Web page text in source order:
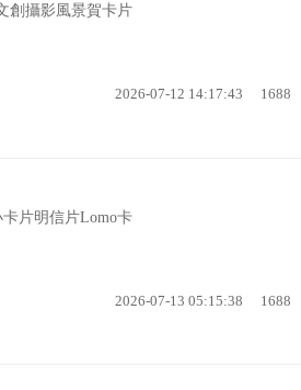
創攝影風景賀卡片
2026-07-12 14:17:43 1688
卡片明信片Lomo卡
2026-07-13 05:15:38 1688